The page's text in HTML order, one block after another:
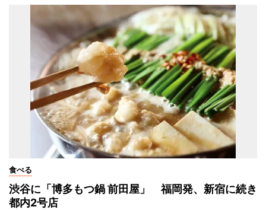
食べる
渋谷に「博多もつ鍋 前田屋」 福岡発、新宿に続き
都内2号店